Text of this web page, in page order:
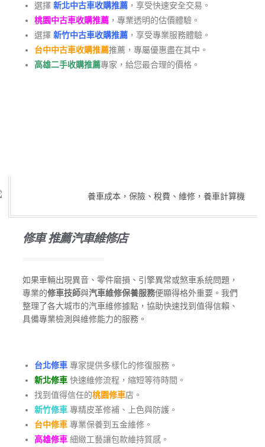
選擇 新北中古車收購推薦 ，享受快速安全交易。
桃園中古車收購推薦 ，專業透明的估價體驗。
選擇 新竹中古車收購推薦 ，享受專業服務體驗。
台中中古車收購推薦推薦，專屬優惠盡在其中。
高雄二手收購推薦專家，給您最合理的價格。
修車 推薦汽車維修店
如果車輛出現異音、零件磨損、引擎異常或煞車系統問題，
專業的修車技師與汽車維修保養服務便顯得格外重要。我們
整理了各大城市的汽車維修據點，協助快速找到值得信賴、
具備專業檢測與維修能力的服務。
台北修車 專家提供多樣化的修復服務。
新北修車 快速維修流程，縮短等待時間。
找到值得信任的桃園修車店。
新竹修車 專精皮革修補、上色與防護。
台中修車 專業保養到五金維修。
高雄修車 細緻工藝讓包款維持質感。